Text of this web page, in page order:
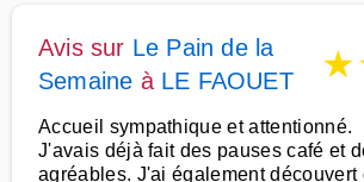
Avis sur Le Pain de la
Semaine à LE FAOUET ★
Accueil sympathique et attentionné.
J'avais déjà fait des pauses café et
agréables. J'ai également découvert